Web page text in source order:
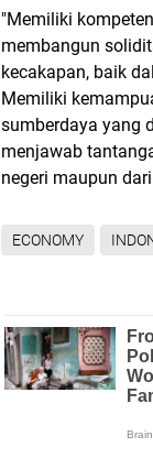
"Memiliki
membangun
kecakapan, baik
Memiliki
sumberdaya yang
menjawab
negeri maupun
ECONOMY